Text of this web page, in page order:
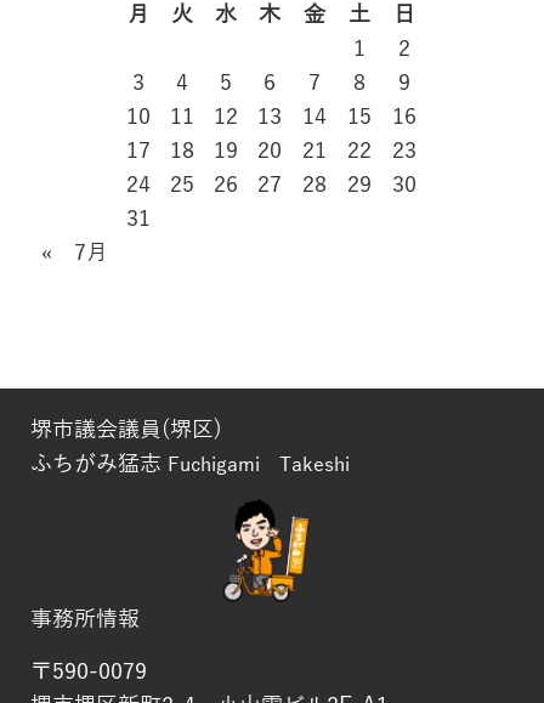
月
火 水 木 金 土
日
1
2
3
4 5 6 7 8
9
10
11 12 13 14 15
16
17
18 19 20 21 22
23
24
25 26 27 28 29
30
31
« 7月
堺市議会議員(堺区)
ふちがみ猛志 Fuchigami Takeshi
事務所情報
〒590-0079